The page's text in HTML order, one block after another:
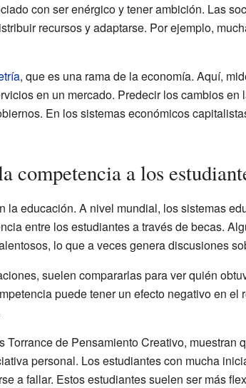
con ser enérgico y tener ambición. Las
recursos y adaptarse. Por ejemplo,
, que es una rama de la economía. Aquí,
en un mercado. Predecir los cambios
En los sistemas económicos
competencia a los
la educación. A nivel mundial, los sistemas
entre los estudiantes a través de becas.
lo que a veces genera discusiones
suelen compararlas para ver quién
puede tener un efecto negativo en el
Torrance de Pensamiento Creativo, muestran
personal. Los estudiantes con mucha
a fallar. Estos estudiantes suelen ser más